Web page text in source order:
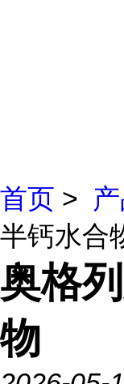
首页 >
半钙水合
奥格
物